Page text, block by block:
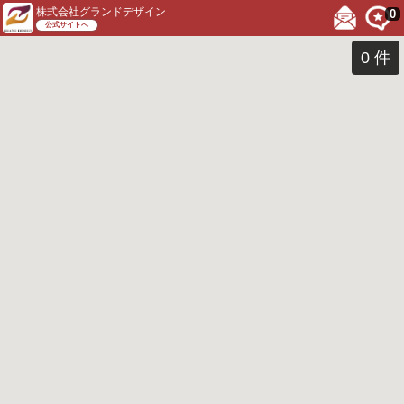
株式会社グランドデザイン
公式サイトへ
0
0 件